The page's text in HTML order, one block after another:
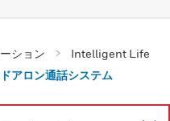
ション
Intelligent Life
アロン通話システム